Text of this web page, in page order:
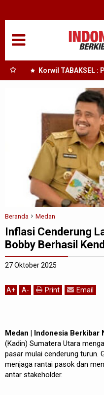
Korwil TABAKSEL
Abaikan
Beranda Medan
Inflasi Cenderung
Bobby Berhasil
27 Oktober 2025
A+ A- Print Email
Medan | Indonesia Berkibar
(Kadin) Sumatera Utara
pasar mulai cenderung turun.
menjaga rantai pasok dan
antar stakeholder.
NASIONAL
SUMUT
TANJUNGBALAI
EDUKASI
ADVETORIAL
REDAKSI